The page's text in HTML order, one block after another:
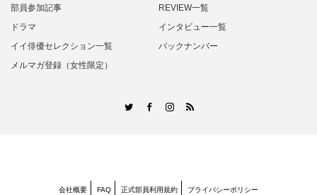
部員参加記事
REVIEW一覧
ドラマ
インタビュー一覧
イイ俳優セレクション一覧
バックナンバー
メルマガ登録（女性限定）
TwitterFacebookInstagram
RSS
会社概要 FAQ 正式部員利用規約 プライバシーポリシー